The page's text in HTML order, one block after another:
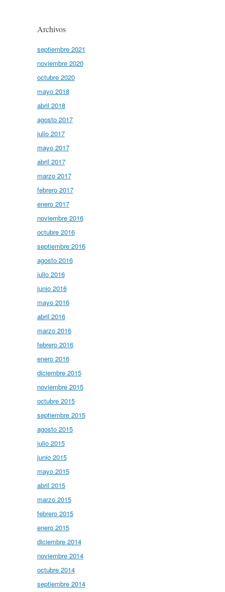
Archivos
septiembre 2021
noviembre 2020
octubre 2020
mayo 2018
abril 2018
agosto 2017
julio 2017
mayo 2017
abril 2017
marzo 2017
febrero 2017
enero 2017
noviembre 2016
octubre 2016
septiembre 2016
agosto 2016
julio 2016
junio 2016
mayo 2016
abril 2016
marzo 2016
febrero 2016
enero 2016
diciembre 2015
noviembre 2015
octubre 2015
septiembre 2015
agosto 2015
julio 2015
junio 2015
mayo 2015
abril 2015
marzo 2015
febrero 2015
enero 2015
diciembre 2014
noviembre 2014
octubre 2014
septiembre 2014